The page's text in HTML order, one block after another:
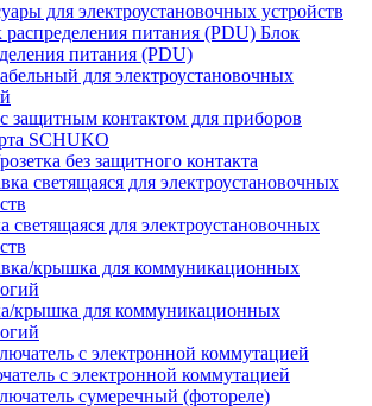
для электроустановочных устройств
Блок
питания (PDU)
для электроустановочных
защитным контактом для приборов
SCHUKO
без защитного контакта
светящаяся для электроустановочных
крышка для коммуникационных
с электронной коммутацией